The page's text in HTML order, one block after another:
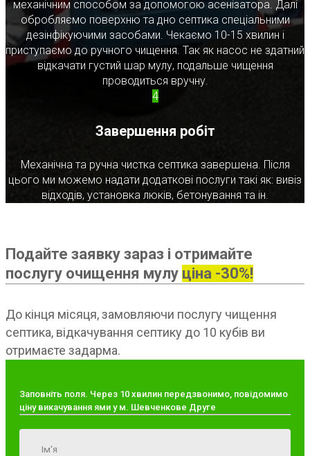
механічним способом за допомогою асенізатора. Далі
обробляємо поверхню та дно септика спеціальними
дезінфікуючими засобами. Чекаємо 10-15 хвилин і
приступаємо до ручного чищення. Так як насос не здатний
відкачати густий шар мулу, подальше чищення
проводиться вручну.
4
Завершення робіт
Механічна та ручна чистка септика завершена. Після
цього ми можемо надати додаткові послуги такі як: вивіз
відходів, установка люків, бетонування та ін.
Подайте заявку зараз і отримайте
послугу очищення мулу ціна -30%!
До кінця місяця, замовляючи послугу чищення
септика, відкачування септику до 10 кубів ви
отримаєте задарма.
Заповніть поля. Через 10 хвилин передзвонимо, повідомимо
ціну викачування ями у м. Шевченкове Друге